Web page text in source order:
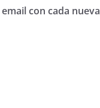
con cada